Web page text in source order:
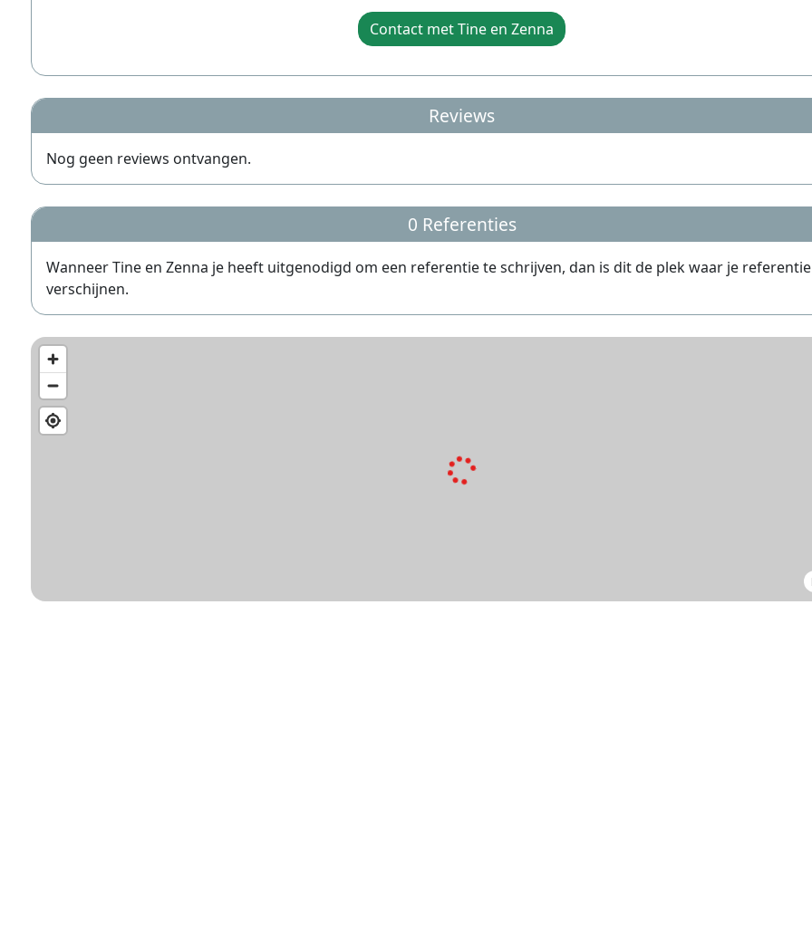
Contact met Tine en Zenna
Reviews
Nog geen reviews ontvangen.
0 Referenties
Wanneer Tine en Zenna je heeft uitgenodigd om een referentie te schrijven, dan is dit de plek waar je
verschijnen.